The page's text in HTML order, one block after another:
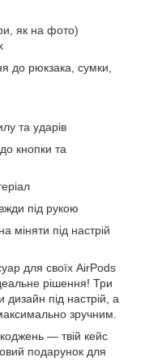
як на фото)
до рюкзака, сумки,
та ударів
кнопки та
під рукою
міняти під настрій
для своїх AirPods
рішення! Три
дизайн під настрій, а
зручним.
— твій кейс
подарунок для